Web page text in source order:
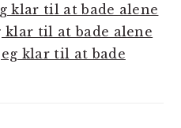
klar til at bade alene
klar til at bade alene
klar til at bade